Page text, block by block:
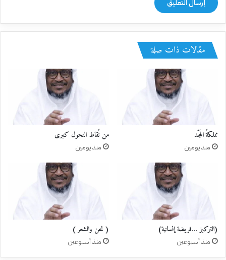
مقالات ذات صلة
مملكةُ المَجْد
منذ يومين
من نُقاط التحول كبرى
منذ يومين
(التركيز …فريضة إنسانية)
منذ أسبوعين
( نحن والشعر )
منذ أسبوعين